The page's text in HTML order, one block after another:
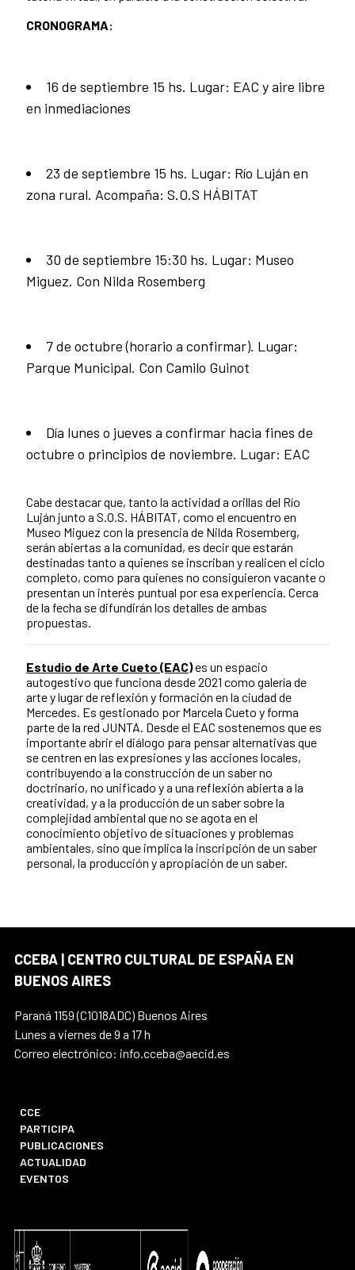
CRONOGRAMA:
16 de septiembre 15 hs. Lugar: EAC y aire libre
en inmediaciones
23 de septiembre 15 hs. Lugar: Río Luján en
zona rural. Acompaña: S.O.S HÁBITAT
30 de septiembre 15:30 hs. Lugar: Museo
Miguez. Con Nilda Rosemberg
7 de octubre (horario a confirmar). Lugar:
Parque Municipal. Con Camilo Guinot
Día lunes o jueves a confirmar hacia fines de
octubre o principios de noviembre. Lugar: EAC
Cabe destacar que, tanto la actividad a orillas del Río
Luján junto a S.O.S. HÁBITAT, como el encuentro en
Museo Miguez con la presencia de Nilda Rosemberg,
serán abiertas a la comunidad, es decir que estarán
destinadas tanto a quienes se inscriban y realicen el ciclo
completo, como para quienes no consiguieron vacante o
presentan un interés puntual por esa experiencia. Cerca
de la fecha se difundirán los detalles de ambas
propuestas.
Estudio de Arte Cueto (EAC)es un espacio
autogestivo que funciona desde 2021 como galería de
arte y lugar de reflexión y formación en la ciudad de
Mercedes. Es gestionado por Marcela Cueto y forma
parte de la red JUNTA. Desde el EAC sostenemos que es
importante abrir el diálogo para pensar alternativas que
se centren en las expresiones y las acciones locales,
contribuyendo a la construcción de un saber no
doctrinario, no unificado y a una reflexión abierta a la
creatividad, y a la producción de un saber sobre la
complejidad ambiental que no se agota en el
conocimiento objetivo de situaciones y problemas
ambientales, sino que implica la inscripción de un saber
personal, la producción y apropiación de un saber.
CCEBA | CENTRO CULTURAL DE ESPAÑA EN
BUENOS AIRES
Paraná 1159 (C1018ADC) Buenos Aires
Lunes a viernes de 9 a 17 h
Correo electrónico: info.cceba@aecid.es
CCE
PARTICIPA
PUBLICACIONES
ACTUALIDAD
EVENTOS